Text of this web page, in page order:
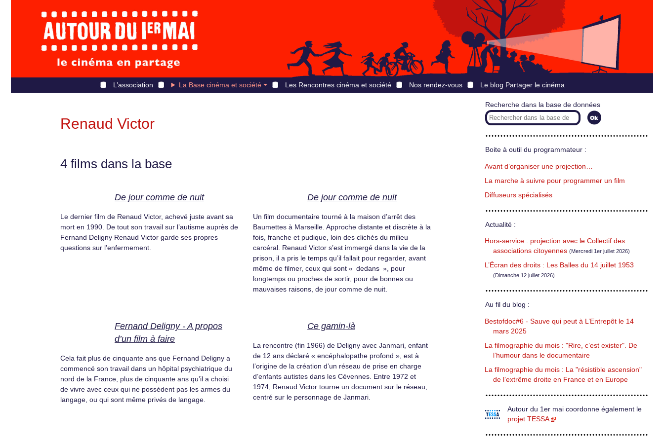
L’association La Base cinéma et société Les Rencontres cinéma et société Nos rendez-vous Le blog Partager le cinéma
Renaud Victor
4 films dans la base
De jour comme de nuit
Le dernier film de Renaud Victor, achevé juste avant sa
mort en 1990. De tout son travail sur l’autisme auprès de
Fernand Deligny Renaud Victor garde ses propres
questions sur l’enfermement.
De jour comme de nuit
Un film documentaire tourné à la maison d’arrêt des
Baumettes à Marseille. Approche distante et discrète à la
fois, franche et pudique, loin des clichés du milieu
carcéral. Renaud Victor s’est immergé dans la vie de la
prison, il a pris le temps qu’il fallait pour regarder, avant
même de filmer, ceux qui sont « dedans », pour
longtemps ou proches de sortir, pour de bonnes ou
mauvaises raisons, de jour comme de nuit.
Fernand Deligny - A propos
d’un film à faire
Cela fait plus de cinquante ans que Fernand Deligny a
commencé son travail dans un hôpital psychiatrique du
nord de la France, plus de cinquante ans qu’il a choisi
de vivre avec ceux qui ne possèdent pas les armes du
langage, ou qui sont même privés de langage.
Ce gamin-là
La rencontre (fin 1966) de Deligny avec Janmari, enfant
de 12 ans déclaré « encéphalopathe profond », est à
l’origine de la création d’un réseau de prise en charge
d’enfants autistes dans les Cévennes. Entre 1972 et
1974, Renaud Victor tourne un document sur le réseau,
centré sur le personnage de Janmari.
Recherche dans la base de données
Boite à outil du programmateur :
Avant d’organiser une projection…
La marche à suivre pour programmer un film
Diffuseurs spécialisés
Actualité :
Hors-service : projection avec le Collectif des
associations citoyennes (Mercredi 1er juillet 2026)
L’Écran des droits : Les Balles du 14 juillet 1953
(Dimanche 12 juillet 2026)
Au fil du blog :
Bestofdoc#6 - Sauve qui peut à L’Entrepôt le 14
mars 2025
La filmographie du mois : "Rire, c’est exister". De
l’humour dans le documentaire
La filmographie du mois : La "résistible ascension"
de l’extrême droite en France et en Europe
Autour du 1er mai coordonne également le
projet TESSA